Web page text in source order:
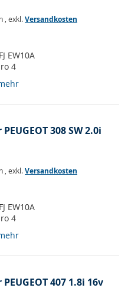
, exkl.Versandkosten
EW10A
4
308 SW 2.0i
, exkl.Versandkosten
EW10A
4
407 1.8i 16v